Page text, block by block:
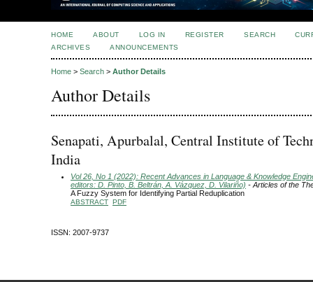
HOME ABOUT LOG IN REGISTER SEARCH
ARCHIVES
ANNOUNCEMENTS
Home > Search > Author Details
Author Details
Senapati, Apurbalal, Central Institute of
India
Vol 26, No 1 (2022): Recent Advances in Language & Knowledge
editors: D. Pinto, B. Beltrán, A. Vázquez, D. Vilariño) - Articles of the
A Fuzzy System for Identifying Partial Reduplication
ABSTRACT PDF
ISSN: 2007-9737